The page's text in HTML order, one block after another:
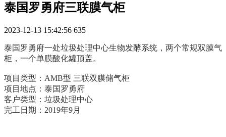
泰国罗勇府三联膜气柜
2023-12-13 15:42:56 635
泰国罗勇府一处垃圾处理中心生物发酵系统，两个常规双膜气
柜，一个单膜酸化罐顶盖。
项目类型：AMB型 三联双膜储气柜
项目地点：泰国罗勇府
客户类型：垃圾处理中心
完工日期：2019年9月